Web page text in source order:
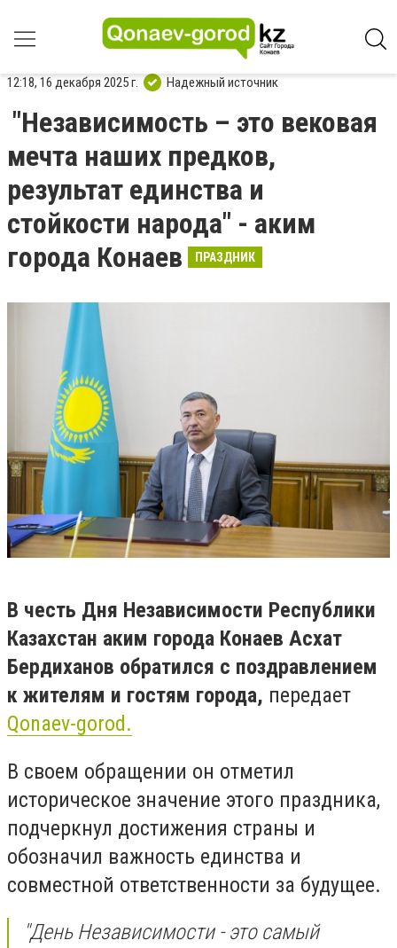
12:18, 16 декабря 2025 г. Надежный источник
"Независимость – это вековая
мечта наших предков,
результат единства и
стойкости народа" - аким
города Конаев
ПРАЗДНИК
В честь Дня Независимости Республики
Казахстан аким города Конаев Асхат
Бердиханов обратился с поздравлением
к жителям и гостям города, передает
Qonaev-gorod.
В своем обращении он отметил
историческое значение этого праздника,
подчеркнул достижения страны и
обозначил важность единства и
совместной ответственности за будущее.
"День Независимости - это самый